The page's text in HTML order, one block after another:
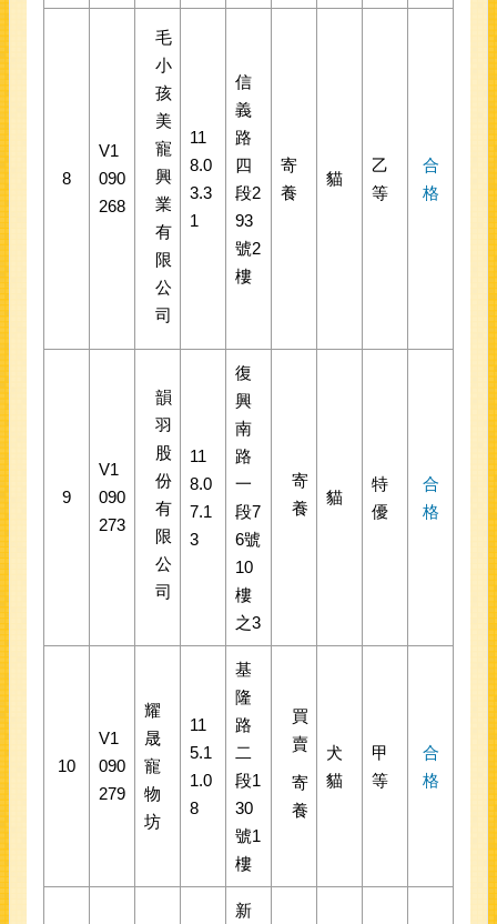
8
V1
090
268
毛
小
孩
美
寵
興
業
有
限
公
司
11
8.0
3.3
1
信
義
路
四
段2
93
號2
樓
寄
養
貓
乙
等
合
格
9
V1
090
273
韻
羽
股
份
有
限
公
司
11
8.0
7.1
3
復
興
南
路
一
段7
6號
10
樓
之3
寄
養
貓
特
優
合
格
10
V1
090
279
耀
晟
寵
物
坊
11
5.1
1.0
8
基
隆
路
二
段1
30
號1
樓
買
賣
寄
養
犬
貓
甲
等
合
格
新